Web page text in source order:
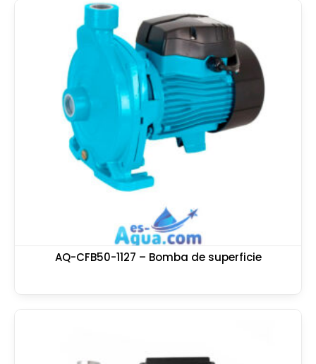
AQ-CFB50-1127 – Bomba de superficie